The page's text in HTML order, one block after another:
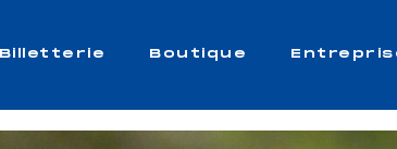
Billetterie Boutique